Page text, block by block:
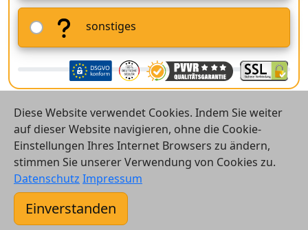
sonstiges
© 2026 Vergleichsrechner24 GmbH
Kontakt
Diese Website verwendet Cookies. Indem Sie weiter
auf dieser Website navigieren, ohne die Cookie-
Einstellungen Ihres Internet Browsers zu ändern,
stimmen Sie unserer Verwendung von Cookies zu.
Datenschutz Impressum
Einverstanden